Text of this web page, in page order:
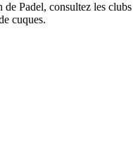
de Padel, consultez les clubs
cuques.